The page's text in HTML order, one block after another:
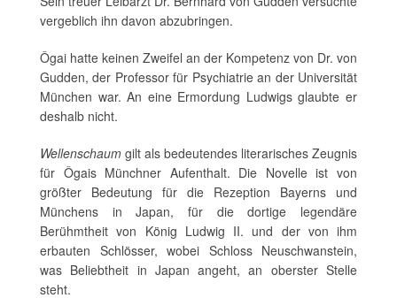
vergeblich ihn davon abzubringen.
Ôgai hatte keinen Zweifel an der Kompetenz von Dr. von
Gudden, der Professor für Psychiatrie an der Universität
München war. An eine Ermordung Ludwigs glaubte er
deshalb nicht.
Wellenschaum gilt als bedeutendes literarisches Zeugnis
für Ôgais Münchner Aufenthalt. Die Novelle ist von
größter Bedeutung für die Rezeption Bayerns und
Münchens in Japan, für die dortige legendäre
Berühmtheit von König Ludwig II. und der von ihm
erbauten Schlösser, wobei Schloss Neuschwanstein,
was Beliebtheit in Japan angeht, an oberster Stelle
steht.